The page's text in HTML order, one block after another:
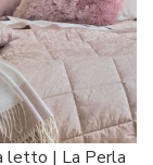
letto | La Perla